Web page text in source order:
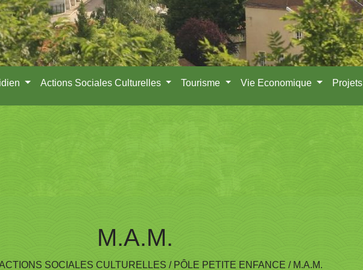
Actions Sociales Culturelles Tourisme Vie Economique Projets
M.A.M.
SOCIALES CULTURELLES / PÔLE PETITE ENFANCE / M.A.M.